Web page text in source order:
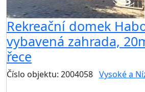
Rekreační domek
vybavená zahrada,
řece
Číslo objektu: 2004058 Vysoké a